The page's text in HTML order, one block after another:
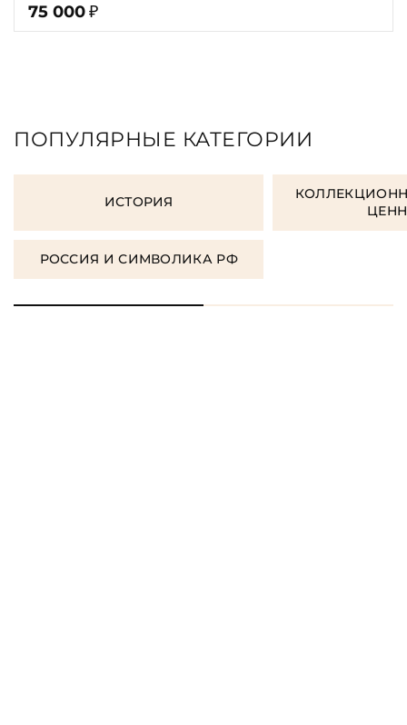
75 000 ₽
ПОПУЛЯРНЫЕ КАТЕГОРИИ
ИСТОРИЯ
РОССИЯ И СИМВОЛИКА РФ